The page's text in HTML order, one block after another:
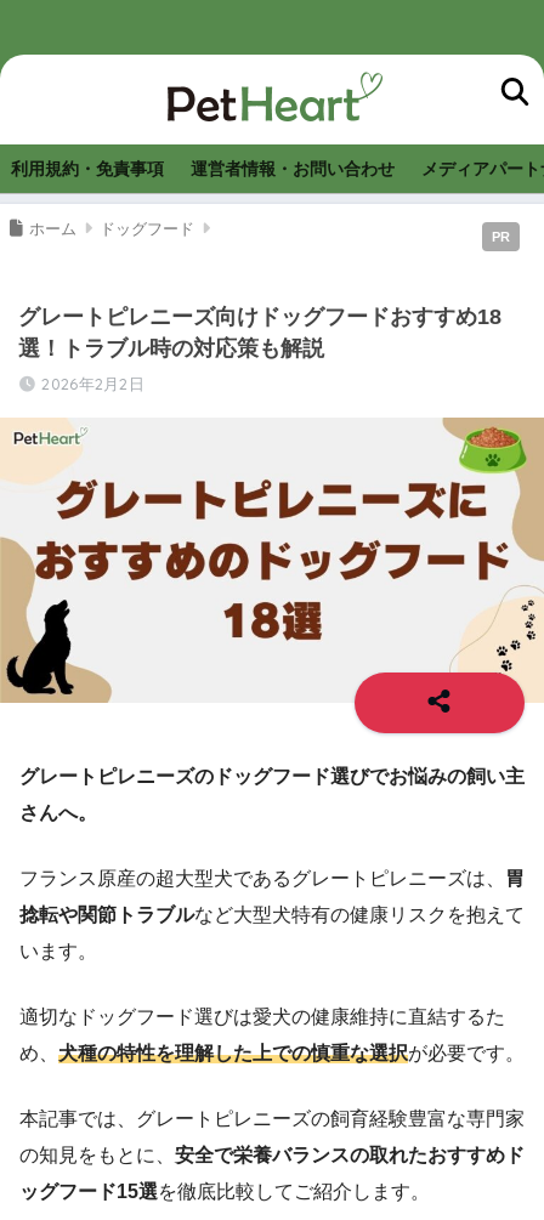
利用規約・免責事項 運営者情報・お問い合わせ メディアパー
PR
ホーム ドッグフード
グレートピレニーズ向けドッグフードおすすめ18
選！トラブル時の対応策も解説
2026年2月2日
グレートピレニーズのドッグフード選びでお悩みの飼い主
さんへ。
フランス原産の超大型犬であるグレートピレニーズは、
胃
捻転や関節トラブルなど大型犬特有の健康リスクを抱えて
います。
適切なドッグフード選びは愛犬の健康維持に直結するた
め、 犬種の特性を理解した上での慎重な選択が必要です。
本記事では、グレートピレニーズの飼育経験豊富な専門家
の知見をもとに、 安全で栄養バランスの取れたおすすめド
ッグフード15選を徹底比較してご紹介します。